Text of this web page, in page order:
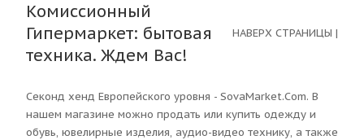
Комиссионный
Гипермаркет: бытовая
техника. Ждем Вас!
НАВЕРХ СТРАНИЦЫ |
Секонд хенд Европейского уровня - SovaMarket.Com. В
нашем магазине можно продать или купить одежду и
обувь, ювелирные изделия, аудио-видео технику, а также